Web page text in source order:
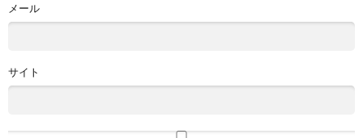
メール
サイト